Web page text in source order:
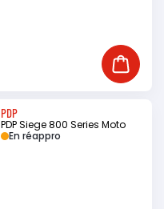
Ajouter
PDP
PDP Siege 800 Series Moto
En réappro